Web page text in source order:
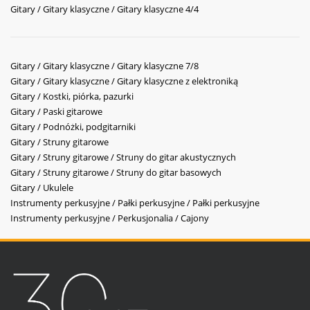
Gitary / Gitary klasyczne / Gitary klasyczne 4/4
Gitary / Gitary klasyczne / Gitary klasyczne 7/8
Gitary / Gitary klasyczne / Gitary klasyczne z elektroniką
Gitary / Kostki, piórka, pazurki
Gitary / Paski gitarowe
Gitary / Podnóżki, podgitarniki
Gitary / Struny gitarowe
Gitary / Struny gitarowe / Struny do gitar akustycznych
Gitary / Struny gitarowe / Struny do gitar basowych
Gitary / Ukulele
Instrumenty perkusyjne / Pałki perkusyjne / Pałki perkusyjne
Instrumenty perkusyjne / Perkusjonalia / Cajony